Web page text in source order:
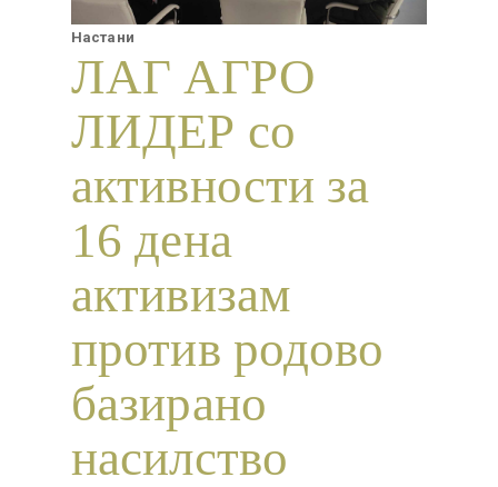
Настани
ЛАГ АГРО
ЛИДЕР со
активности за
16 дена
активизам
против родово
базирано
насилство